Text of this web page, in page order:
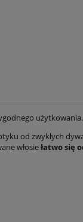
użytkowania.
od zwykłych
włosiełatwo się